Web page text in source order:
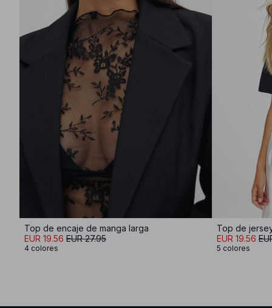
Top de encaje de manga larga
EUR 19.56 EUR 27.95
4 colores
Top de
EUR 19.56
5 colores